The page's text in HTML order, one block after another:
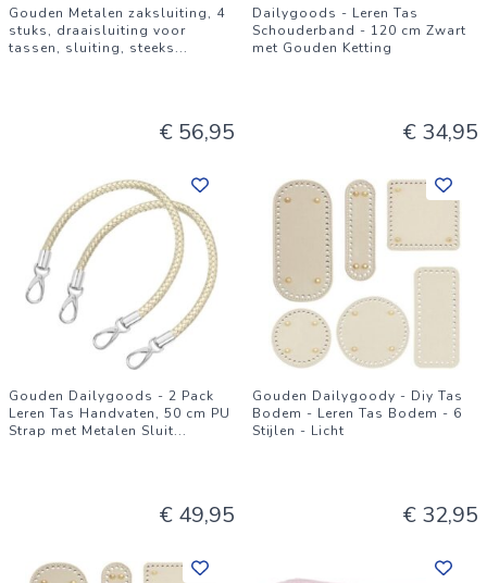
Gouden Metalen zaksluiting, 4
stuks, draaisluiting voor
tassen, sluiting, steeks...
€ 56,95
Dailygoods - Leren Tas
Schouderband - 120 cm Zwart
met Gouden Ketting
€ 34,95
Gouden Dailygoods - 2 Pack
Leren Tas Handvaten, 50 cm PU
Strap met Metalen Sluit...
€ 49,95
Gouden Dailygoody - Diy Tas
Bodem - Leren Tas Bodem - 6
Stijlen - Licht
€ 32,95